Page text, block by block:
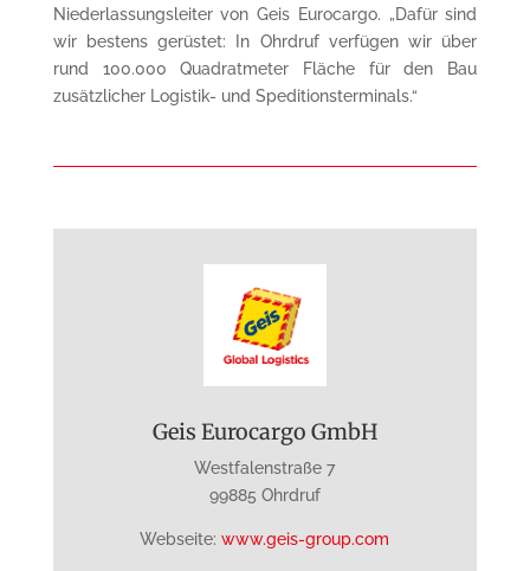
Niederlassungsleiter von Geis Eurocargo. „Dafür sind
wir bestens gerüstet: In Ohrdruf verfügen wir über
rund 100.000 Quadratmeter Fläche für den Bau
zusätzlicher Logistik- und Speditionsterminals.“
Geis Eurocargo GmbH
Westfalenstraße 7
99885 Ohrdruf
Webseite:www.geis-group.com